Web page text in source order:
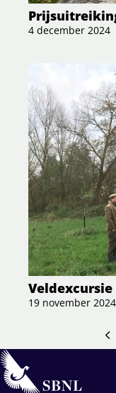
4 december 2024
19 november 2024